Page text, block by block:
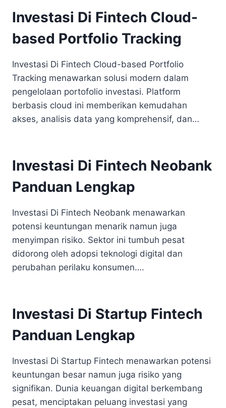
Investasi Di Fintech Cloud-
based Portfolio Tracking
Investasi Di Fintech Cloud-based Portfolio
Tracking menawarkan solusi modern dalam
pengelolaan portofolio investasi. Platform
berbasis cloud ini memberikan kemudahan
akses, analisis data yang komprehensif, dan…
Investasi Di Fintech Neobank
Panduan Lengkap
Investasi Di Fintech Neobank menawarkan
potensi keuntungan menarik namun juga
menyimpan risiko. Sektor ini tumbuh pesat
didorong oleh adopsi teknologi digital dan
perubahan perilaku konsumen….
Investasi Di Startup Fintech
Panduan Lengkap
Investasi Di Startup Fintech menawarkan potensi
keuntungan besar namun juga risiko yang
signifikan. Dunia keuangan digital berkembang
pesat, menciptakan peluang investasi yang